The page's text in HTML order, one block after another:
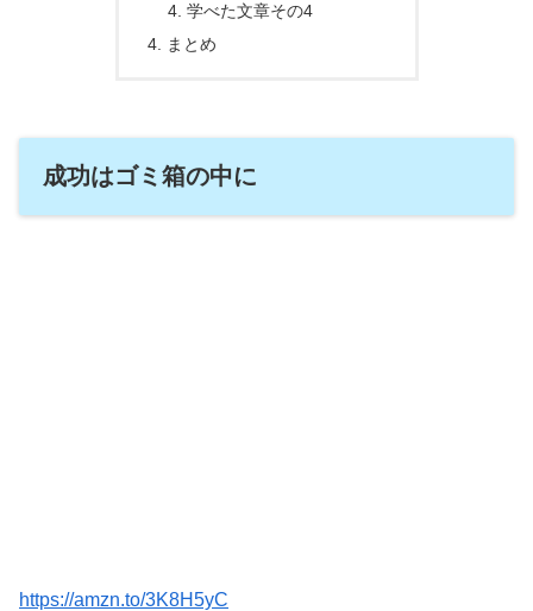
学べた文章その4
まとめ
成功はゴミ箱の中に
https://amzn.to/3K8H5yC